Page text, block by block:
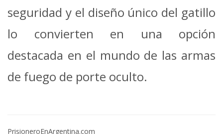
seguridad y el diseño único del gatillo
lo convierten en una opción
destacada en el mundo de las armas
de fuego de porte oculto.
PrisioneroEnArgentina.com